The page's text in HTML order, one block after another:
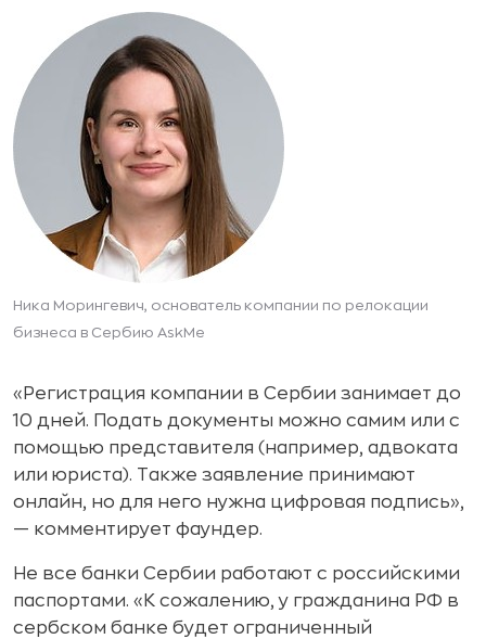
Ника Морингевич, основатель компании по релокации
бизнеса в Сербию AskMe
«Регистрация компании в Сербии занимает до
10 дней. Подать документы можно самим или с
помощью представителя (например, адвоката
или юриста). Также заявление принимают
онлайн, но для него нужна цифровая подпись»,
— комментирует фаундер.
Не все банки Сербии работают с российскими
паспортами. «К сожалению, у гражданина РФ в
сербском банке будет ограниченный